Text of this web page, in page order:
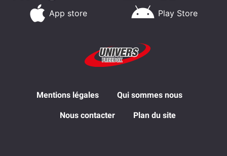
App store Play Store
Mentions légales Qui sommes nous
Nous contacter Plan du site